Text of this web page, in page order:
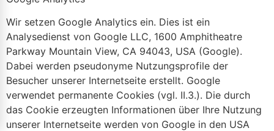
Wir setzen Google Analytics ein. Dies ist ein
Analysedienst von Google LLC, 1600 Amphitheatre
Parkway Mountain View, CA 94043, USA (Google).
Dabei werden pseudonyme Nutzungsprofile der
Besucher unserer Internetseite erstellt. Google
verwendet permanente Cookies (vgl. II.3.). Die durch
das Cookie erzeugten Informationen über Ihre Nutzung
unserer Internetseite werden von Google in den USA